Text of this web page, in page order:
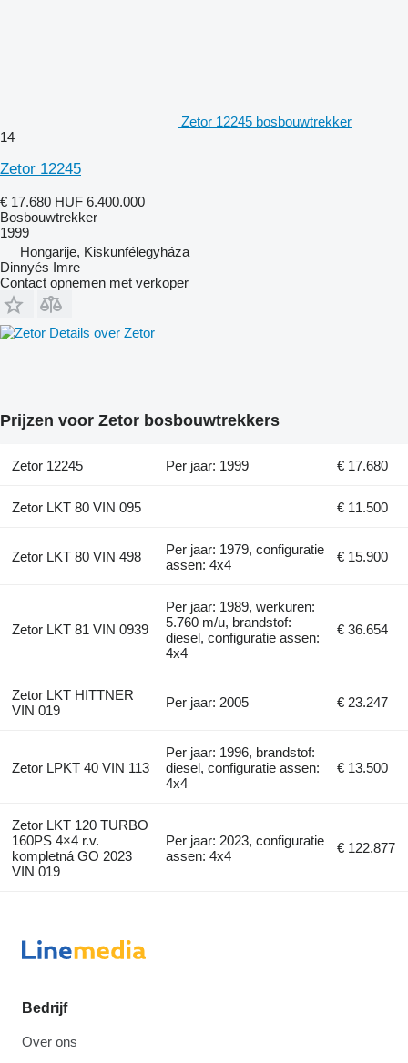
Zetor 12245 bosbouwtrekker
14
Zetor 12245
€ 17.680 HUF 6.400.000
Bosbouwtrekker
1999
Hongarije, Kiskunfélegyháza
Dinnyés Imre
Contact opnemen met verkoper
Details over Zetor
Prijzen voor Zetor bosbouwtrekkers
Zetor 12245 Per jaar: 1999 € 17.680
Zetor LKT 80 VIN 095 € 11.500
Zetor LKT 80 VIN 498
Per jaar: 1979, configuratie
assen: 4x4
€ 15.900
Zetor LKT 81 VIN 0939
Per jaar: 1989, werkuren:
5.760 m/u, brandstof:
diesel, configuratie assen:
4x4
€ 36.654
Zetor LKT HITTNER
VIN 019
Per jaar: 2005 € 23.247
Zetor LPKT 40 VIN 113
Per jaar: 1996, brandstof:
diesel, configuratie assen:
4x4
€ 13.500
Zetor LKT 120 TURBO
160PS 4×4 r.v.
kompletná GO 2023
VIN 019
Per jaar: 2023, configuratie
assen: 4x4
€ 122.877
Bedrijf
Over ons